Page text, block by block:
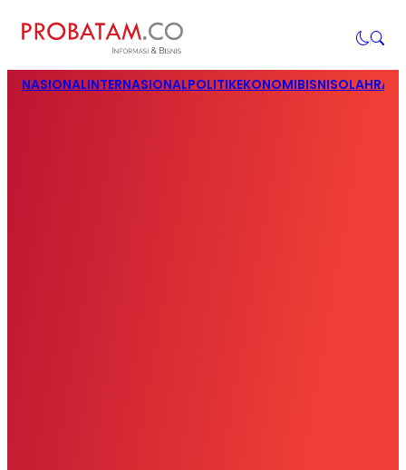
NASIONALINTERNASIONALPOLITIKEKONOMIBISNIS